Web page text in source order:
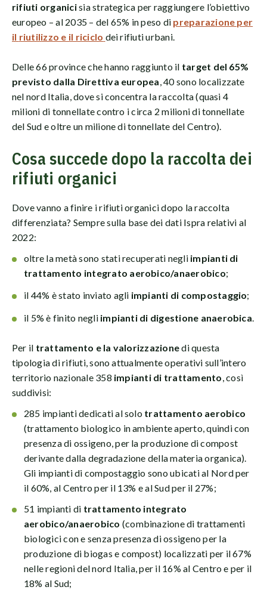
rifiuti organicisia strategica per raggiungere l’obiettivo
europeo – al 2035 – del 65% in peso di preparazione per
il riutilizzo e il riciclo dei rifiuti urbani.
Delle 66 province che hanno raggiunto il target del 65%
previsto dalla Direttiva europea, 40 sono localizzate
nel nord Italia, dove si concentra la raccolta (quasi 4
milioni di tonnellate contro i circa 2 milioni di tonnellate
del Sud e oltre un milione di tonnellate del Centro).
Cosa succede dopo la raccolta dei
rifiuti organici
Dove vanno a finire i rifiuti organici dopo la raccolta
differenziata? Sempre sulla base dei dati Ispra relativi al
2022:
oltre la metà sono stati recuperati negli impianti di
trattamento integrato aerobico/anaerobico;
il 44% è stato inviato agli impianti di compostaggio;
il 5% è finito negli impianti di digestione anaerobica.
Per il trattamento e la valorizzazionedi questa
tipologia di rifiuti, sono attualmente operativi sull’intero
territorio nazionale 358 impianti di trattamento, così
suddivisi:
285 impianti dedicati al solotrattamento aerobico
(trattamento biologico in ambiente aperto, quindi con
presenza di ossigeno, per la produzione di compost
derivante dalla degradazione della materia organica).
Gli impianti di compostaggio sono ubicati al Nord per
il 60%, al Centro per il 13% e al Sud per il 27%;
51 impianti di trattamento integrato
aerobico/anaerobico (combinazione di trattamenti
biologici con e senza presenza di ossigeno per la
produzione di biogas e compost) localizzati per il 67%
nelle regioni del nord Italia, per il 16% al Centro e per il
18% al Sud;